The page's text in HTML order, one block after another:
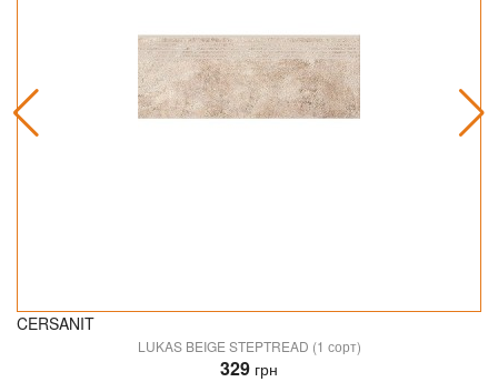
CERSANIT
LUKAS BEIGE STEPTREAD (1 сорт)
329 грн